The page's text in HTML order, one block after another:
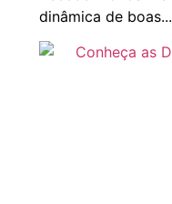
dinâmica de boas...